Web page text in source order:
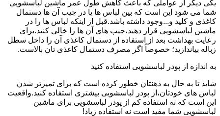
یکی دیگر از عواملی که باعث کاهش طول عمر ماشین لباسشویی
شما می شود این است که بین لباس ها یا در جیب آن ها دستمال
کاغذی و کلید و...وجود داشته باشد.قبل از اینکه لباس ها را در
ماشین لباسشویی قرار دهید،جیب های آن ها را خالی کنید.برای
رعایت بهداشت بعد از استفاده از دستمال کاغذی آن را داخل سطل
زباله بیاندازید؛ خصوصاً اگر مصرف دستمال کاغذی تان بالاست.
به اندازه از پودر لباسشویی استفاده کنید
شاید تا به حال به ذهنتان خطور کرده است که برای تمیزتر شدن
لباس های خودتان،از پودر لباسشویی بیشتری استفاده کنید.واقعیت
این است که نه استفاده کم از پودر لباسشویی برای ماشین
لباسشویی شما مفید است نه استفاده زیاد!